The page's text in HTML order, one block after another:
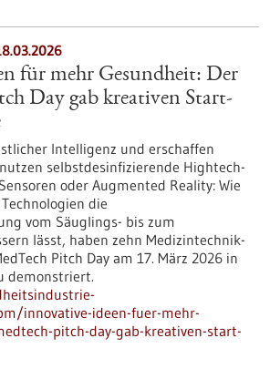
für mehr Gesundheit: Der
Day gab kreativen Start-
Intelligenz und erschaffen
selbstdesinfizierende Hightech-
oder Augmented Reality: Wie
die
vom Säuglings- bis zum
lässt, haben zehn Medizintechnik-
Pitch Day am 17. März 2026 in
demonstriert.
innovative-ideen-fuer-mehr-
pitch-day-gab-kreativen-start-